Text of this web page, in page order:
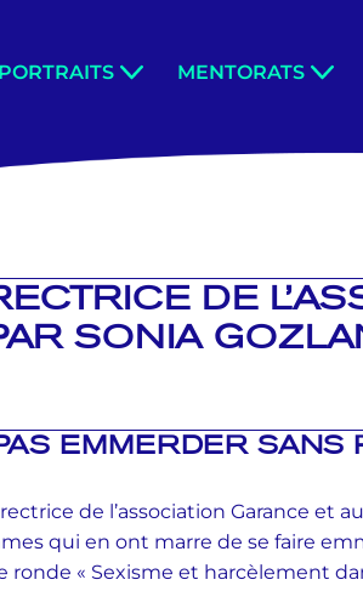
PORTRAITS MENTORATS
DE
SONIA
EMMERDER SANS
de l’association Garance et
qui en ont marre de se faire
« Sexisme et harcèlement